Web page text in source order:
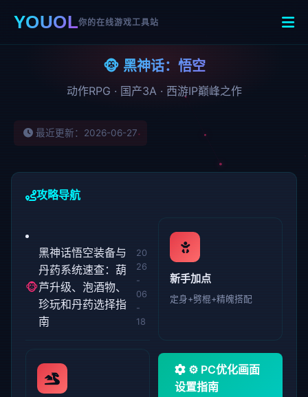
YOUOL你的在线游戏工具站
🐵 黑神话：悟空
动作RPG · 国产3A · 西游IP巅峰之作
最近更新：2026-06-27
攻略导航
🐵
黑神话悟空装备与
丹药系统速查：葫
芦升级、泡酒物、
珍玩和丹药选择指
南
20
26
-
06
-
18
新手加点
定身+劈棍+精魄搭配
⚙️ PC优化画面
设置指南